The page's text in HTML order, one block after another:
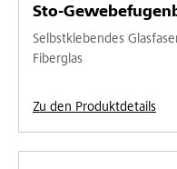
Sto-
Selbstklebendes
Fiberglas
Zu den Produktdetails